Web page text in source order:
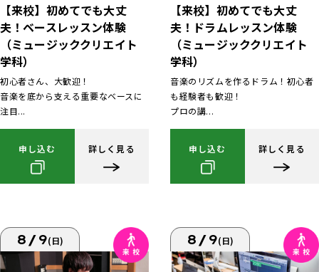
【来校】初めてでも大丈
夫！ベースレッスン体験
（ミュージッククリエイト
学科）
初心者さん、大歓迎！
音楽を底から支える重要なベースに
注目...
申し込む 詳しく見る
【来校】初めてでも大丈
夫！ドラムレッスン体験
（ミュージッククリエイト
学科）
音楽のリズムを作るドラム！初心者
も経験者も歓迎！
プロの講...
申し込む 詳しく見る
8/9(日) 8/9(日)